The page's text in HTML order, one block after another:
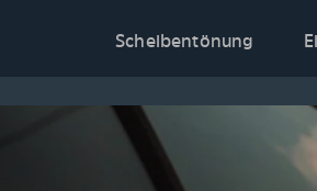
Scheibentönung